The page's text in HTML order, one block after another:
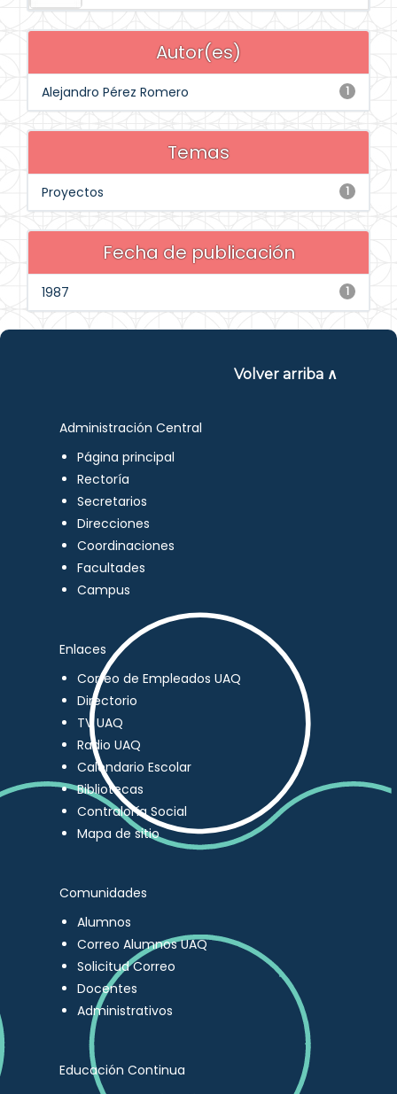
Autor(es)
1
Alejandro Pérez Romero
Temas
1
Proyectos
Fecha de publicación
1
1987
Volver arriba ∧
Administración Central
Página principal
Rectoría
Secretarios
Direcciones
Coordinaciones
Facultades
Campus
Enlaces
Correo de Empleados UAQ
Directorio
TV UAQ
Radio UAQ
Calendario Escolar
Bibliotecas
Contraloría Social
Mapa de sitio
Comunidades
Alumnos
Correo Alumnos UAQ
Solicitud Correo
Docentes
Administrativos
Educación Continua